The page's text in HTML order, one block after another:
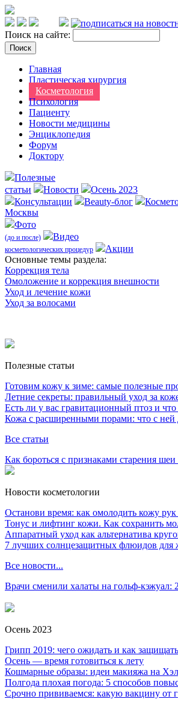
Поиск на сайте:
Главная
Пластическая хирургия
Косметология
Психология
Пациенту
Новости медицины
Энциклопедия
Форум
Доктору
Полезные
статьи
Новости
Осень 2023
Консультации
Beauty-блог
Москвы
Фото
(до и после) Видео
косметологических процедур
Акции
Оcновные темы раздела:
Коррекция тела
Омоложение и коррекция внешности
Уход и лечение кожи
Уход за волосами
Полезные статьи
Готовим кожу к зиме: самые полезные
Летние секреты: правильный уход за
Есть ли у вас гравитационный птоз и
Кожа с расширенными порами: что с ней
Все статьи
Как бороться с признаками старения шеи
Новости косметологии
Останови время: как омолодить кожу
Тонус и лифтинг кожи. Как сохранить
Аппаратный уход как альтернатива
7 лучших солнцезащитных флюидов для
Все новости...
Врачи сменили халаты на гольф-кэжуал:
Осень 2023
Грипп 2019: чего ожидать и как
Осень — время готовиться к лету
Кошмарные образы: идеи макияжа на
Полгода плохая погода: 5 способов
Срочно прививаемся: какую вакцину от